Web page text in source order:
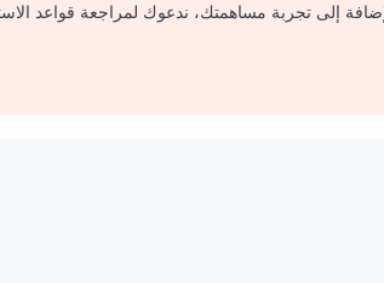
إلى تجربة مساهمتك، ندعوك لمراجعة قواعد